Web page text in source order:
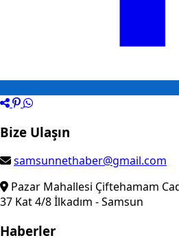
Bize Ulaşın
samsunnethaber@gmail.com
Pazar Mahallesi Çiftehamam
37 Kat 4/8 İlkadım - Samsun
Haberler